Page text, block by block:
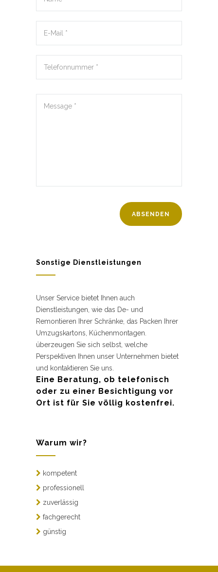
Sonstige Dienstleistungen
Unser Service bietet Ihnen auch
Dienstleistungen, wie das De- und
Remontieren Ihrer Schränke, das Packen Ihrer
Umzugskartons, Küchenmontagen.
überzeugen Sie sich selbst, welche
Perspektiven Ihnen unser Unternehmen bietet
und kontaktieren Sie uns.
Eine Beratung, ob telefonisch
oder zu einer Besichtigung vor
Ort ist für Sie völlig kostenfrei.
Warum wir?
kompetent
professionell
zuverlässig
fachgerecht
günstig